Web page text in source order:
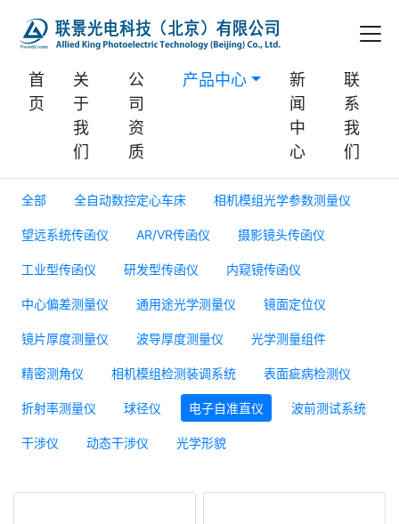
首
页
关
于
我
们
公
司
资
质
产品中心
新
闻
中
心
联
系
我
们
全部 全自动数控定心车床 相机模组光学参数测量仪
望远系统传函仪 AR/VR传函仪 摄影镜头传函仪
工业型传函仪 研发型传函仪 内窥镜传函仪
中心偏差测量仪 通用途光学测量仪 镜面定位仪
镜片厚度测量仪 波导厚度测量仪 光学测量组件
精密测角仪 相机模组检测装调系统 表面疵病检测仪
折射率测量仪 球径仪 电子自准直仪 波前测试系统
干涉仪 动态干涉仪 光学形貌